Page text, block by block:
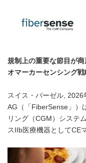
規制上の重要な節目が
オマーカーセンシング
スイス・バーゼル,
AG（「FiberSense」）
リング（CGM）システ
スIIb医療機器としてCE